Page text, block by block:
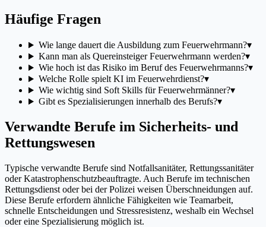
Häufige Fragen
Wie lange dauert die Ausbildung zum Feuerwehrmann?▾
Kann man als Quereinsteiger Feuerwehrmann werden?▾
Wie hoch ist das Risiko im Beruf des Feuerwehrmanns?▾
Welche Rolle spielt KI im Feuerwehrdienst?▾
Wie wichtig sind Soft Skills für Feuerwehrmänner?▾
Gibt es Spezialisierungen innerhalb des Berufs?▾
Verwandte Berufe im Sicherheits- und
Rettungswesen
Typische verwandte Berufe sind Notfallsanitäter, Rettungssanitäter
oder Katastrophenschutzbeauftragte. Auch Berufe im technischen
Rettungsdienst oder bei der Polizei weisen Überschneidungen auf.
Diese Berufe erfordern ähnliche Fähigkeiten wie Teamarbeit,
schnelle Entscheidungen und Stressresistenz, weshalb ein Wechsel
oder eine Spezialisierung möglich ist.